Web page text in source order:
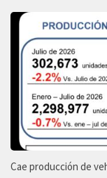
Cae producción de